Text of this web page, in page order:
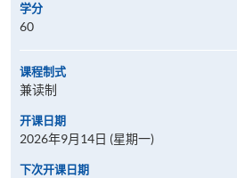
学分
60
课程制式
兼读制
开课日期
2026年9月14日 (星期一)
下次开课日期